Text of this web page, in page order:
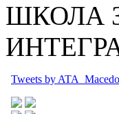
ШКОЛА
Tweets by